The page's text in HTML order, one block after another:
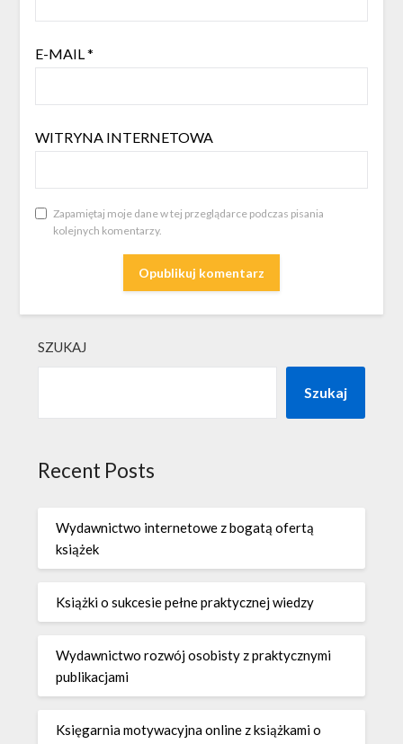
E-MAIL*
WITRYNA INTERNETOWA
Zapamiętaj moje dane w tej przeglądarce podczas pisania
kolejnych komentarzy.
SZUKAJ
Szukaj
Recent Posts
Wydawnictwo internetowe z bogatą ofertą
książek
Książki o sukcesie pełne praktycznej wiedzy
Wydawnictwo rozwój osobisty z praktycznymi
publikacjami
Księgarnia motywacyjna online z książkami o